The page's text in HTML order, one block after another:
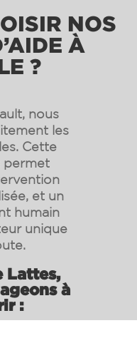
NOS
À
?
nous
les
Cette
permet
et un
humain
unique
Lattes,
à
: